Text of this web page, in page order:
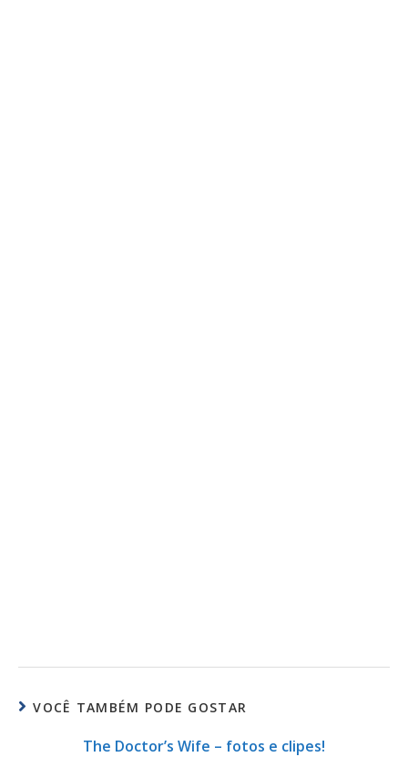
VOCÊ TAMBÉM PODE GOSTAR
The Doctor’s Wife – fotos e clipes!